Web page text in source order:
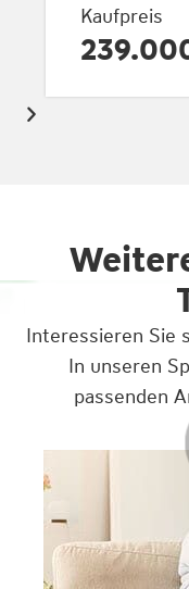
Kaufpreis
Interessieren Sie
In unseren
passenden